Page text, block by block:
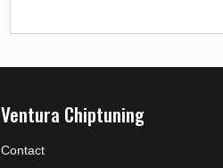
Ventura Chiptuning
Contact